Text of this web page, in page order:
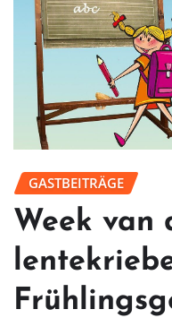
GASTBEITRÄGE
Week van